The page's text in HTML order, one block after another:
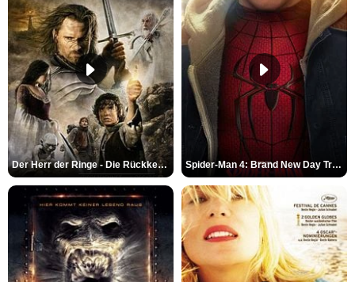
Der Herr der Ringe - Die Rückkehr des Königs Trailer OV Spider-Man 4: Brand New Day Trailer (3) DF